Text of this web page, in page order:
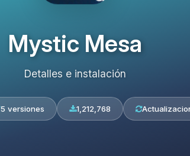
Mystic Mesa
Detalles e instalación
5 versiones 1,212,768